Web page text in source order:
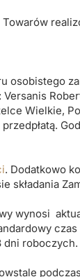
osobistego
Wielkie,
. Dodatkowo
składania
wynosi
dni roboczych.